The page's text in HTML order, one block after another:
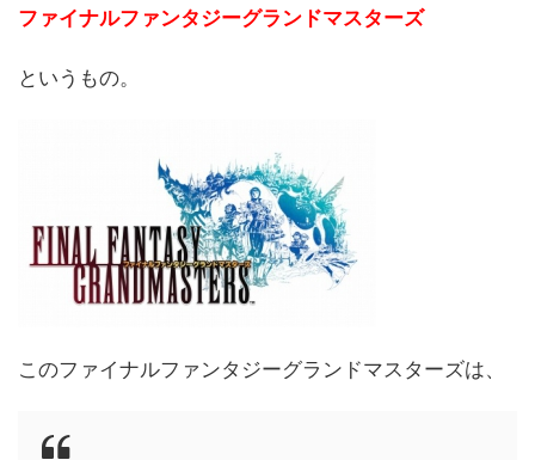
ファイナルファンタジーグランドマスターズ
というもの。
このファイナルファンタジーグランドマスターズは、